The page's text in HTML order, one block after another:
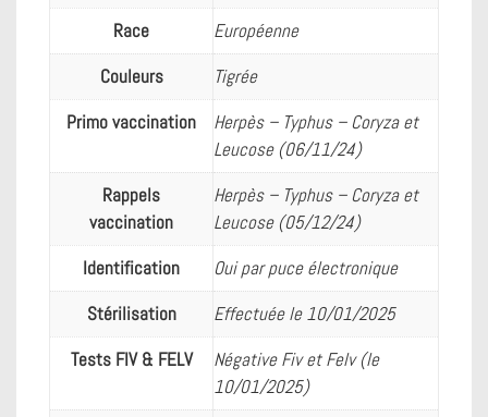
k
e
r
Race
Européenne
Couleurs
Tigrée
Primo vaccination
Herpès – Typhus – Coryza et
Leucose (06/11/24)
Rappels
vaccination
Herpès – Typhus – Coryza et
Leucose (05/12/24)
Identification
Oui par puce électronique
Stérilisation
Effectuée le 10/01/2025
Tests FIV & FELV
Négative Fiv et Felv (le
10/01/2025)